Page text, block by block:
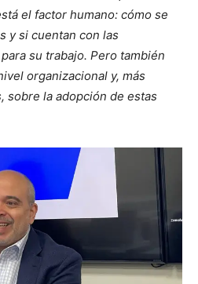
el factor humano: cómo se
y si cuentan con las
su trabajo. Pero también
organizacional y, más
sobre la adopción de estas